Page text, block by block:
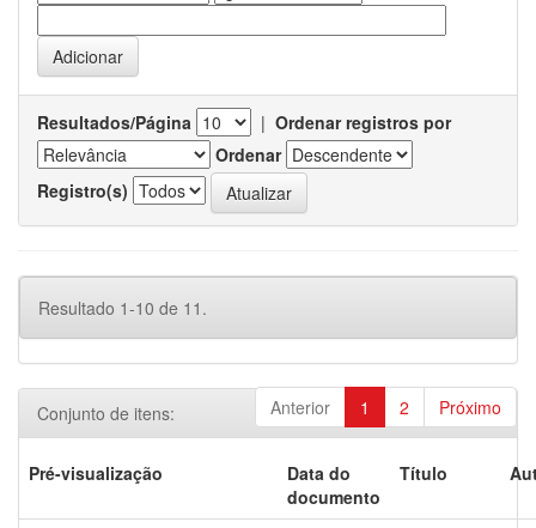
Resultados/Página | Ordenar registros por
Ordenar
Registro(s)
Resultado 1-10 de 11.
Anterior 1 2 Próximo
Conjunto de itens:
Pré-visualização
Data do
documento
Título